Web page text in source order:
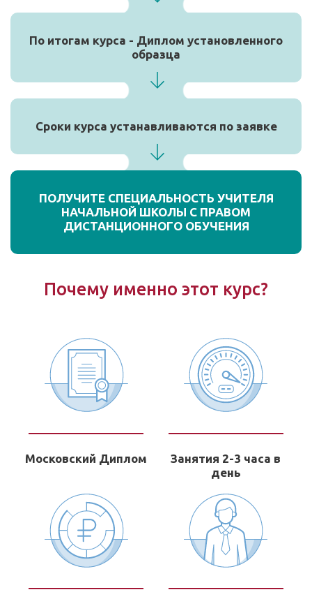
По итогам курса - Диплом установленного
образца
Сроки курса устанавливаются по заявке
ПОЛУЧИТЕ СПЕЦИАЛЬНОСТЬ УЧИТЕЛЯ
НАЧАЛЬНОЙ ШКОЛЫ С ПРАВОМ
ДИСТАНЦИОННОГО ОБУЧЕНИЯ
Почему именно этот курс?
Московский Диплом
Занятия 2-3 часа в
день